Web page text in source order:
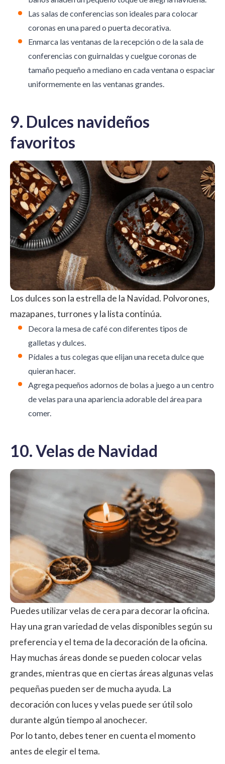
Las salas de conferencias son ideales para colocar
coronas en una pared o puerta decorativa.
Enmarca las ventanas de la recepción o de la sala de
conferencias con guirnaldas y cuelgue coronas de
tamaño pequeño a mediano en cada ventana o espaciar
uniformemente en las ventanas grandes.
9. Dulces navideños
favoritos
Los dulces son la estrella de la Navidad. Polvorones,
mazapanes, turrones y la lista continúa.
Decora la mesa de café con diferentes tipos de
galletas y dulces.
Pídales a tus colegas que elijan una receta dulce que
quieran hacer.
Agrega pequeños adornos de bolas a juego a un centro
de velas para una apariencia adorable del área para
comer.
10. Velas de Navidad
Puedes utilizar velas de cera para decorar la oficina.
Hay una gran variedad de velas disponibles según su
preferencia y el tema de la decoración de la oficina.
Hay muchas áreas donde se pueden colocar velas
grandes, mientras que en ciertas áreas algunas velas
pequeñas pueden ser de mucha ayuda. La
decoración con luces y velas puede ser útil solo
durante algún tiempo al anochecer.
Por lo tanto, debes tener en cuenta el momento
antes de elegir el tema.